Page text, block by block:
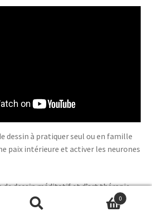
dessin à pratiquer seul ou en famille
paix intérieure et activer les neurones
de dessin méditatif et d’art thérapie
Piskarev.
0